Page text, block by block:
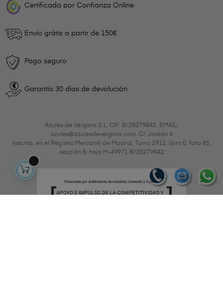
Certificada por Confianza Online
Envío grátis a partir de 150€
Pago seguro
Garantía 30 días de devolución
Azules de Vergara S.L. CIF: B/28279842. EMAIL:
azules@azulesdevergara.com. C/ Jordán 4
Inscrita, en el Registro Mercantil de Madrid, Tomo 2912, libro 0, folio 85,
sección 8, hoja M-49971 B/28279842